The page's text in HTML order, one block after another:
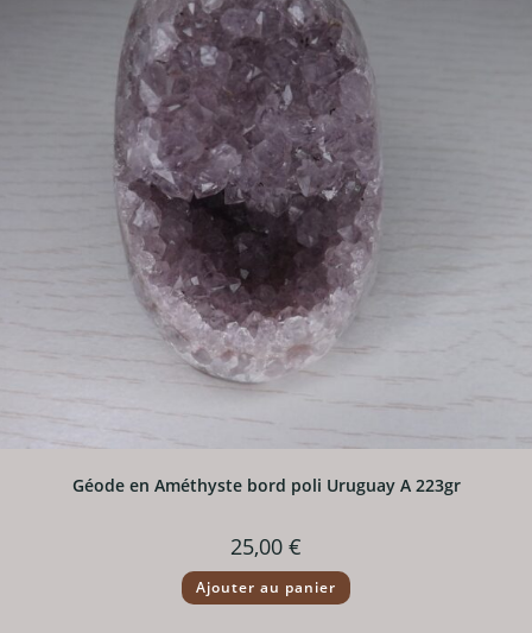
Géode en Améthyste bord poli Uruguay A 223gr
25,00 €
Ajouter au panier